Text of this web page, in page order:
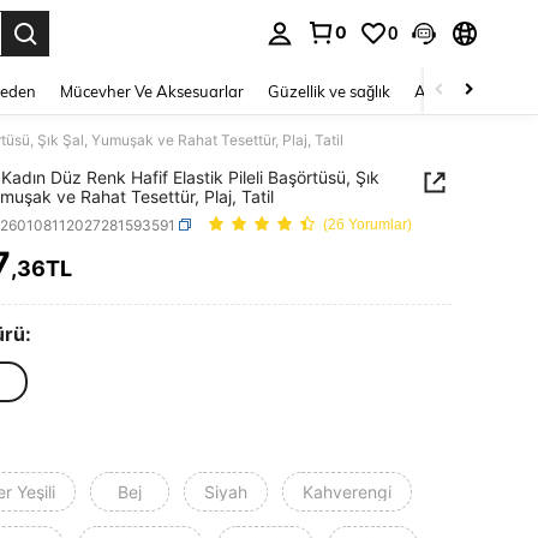
0 0
Mücevher Ve Aksesuarlar Güzellik ve sağlık Ayakkabı
Şık Şal, Yumuşak ve Rahat Tesettür, Plaj, Tatil
Düz Renk Hafif Elastik Pileli Başörtüsü, Şık
ve Rahat Tesettür, Plaj, Tatil
(26 Yorumlar)
AND AVAILABILITY
,36TL
Yeşili Bej Siyah Kahverengi